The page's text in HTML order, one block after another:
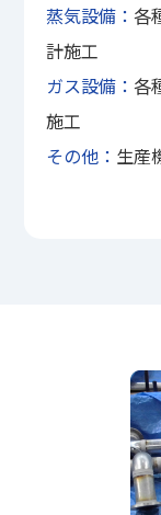
蒸気設備： 各
計施工
ガス設備： 各
施工
その他： 生産